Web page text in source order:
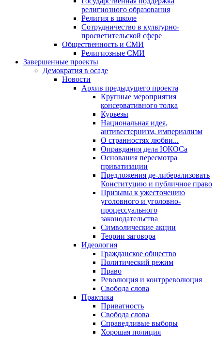
религиозного образования
Религия в школе
Сотрудничество в культурно-
просветительской сфере
Общественность и СМИ
Религиозные СМИ
Завершенные проекты
Демократия в осаде
Новости
Архив предыдущего проекта
Крупные мероприятия
консервативного толка
Курьезы
Национальная идея,
антивестернизм, империализм
О странностях любви...
Оправдания дела ЮКОСа
Основания пересмотра
приватизации
Предложения де-либерализовать
Конституцию и публичное право
Призывы к ужесточению
уголовного и уголовно-
процессуального
законодательства
Символические акции
Теории заговора
Идеология
Гражданское общество
Политический режим
Право
Революция и контрреволюция
Свобода слова
Практика
Приватность
Свобода слова
Справедливые выборы
Хорошая полиция